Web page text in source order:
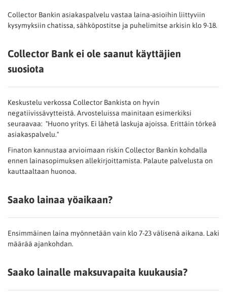
Collector Bankin asiakaspalvelu vastaa laina-asioihin liittyviin
kysymyksiin chatissa, sähköpostitse ja puhelimitse arkisin klo 9-18.
Collector Bank ei ole saanut käyttäjien
suosiota
Keskustelu verkossa Collector Bankista on hyvin
negatiivissävytteistä. Arvosteluissa mainitaan esimerkiksi
seuraavaa: "Huono yritys. Ei lähetä laskuja ajoissa. Erittäin törkeä
asiakaspalvelu."
Finaton kannustaa arvioimaan riskin Collector Bankin kohdalla
ennen lainasopimuksen allekirjoittamista. Palaute palvelusta on
kauttaaltaan huonoa.
Saako lainaa yöaikaan?
Ensimmäinen laina myönnetään vain klo 7-23 välisenä aikana. Laki
määrää ajankohdan.
Saako lainalle maksuvapaita kuukausia?